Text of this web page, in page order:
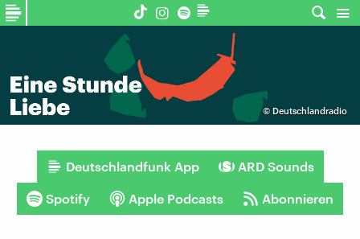
© Deutschlandradio
Deutschlandfunk App ARD Sounds
Spotify Apple Podcasts Abonnieren